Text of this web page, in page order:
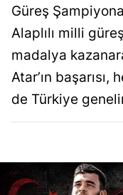
Güreş
Alaplılı milli
madalya
Atar’ın başarısı,
de Türkiye